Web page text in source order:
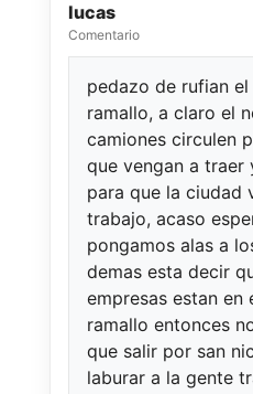
lucas
Comentario
pedazo de rufian
ramallo, a claro el
camiones circulen
que vengan a traer
para que la ciudad
trabajo, acaso
pongamos alas a
demas esta decir
empresas estan
ramallo entonces
que salir por san
laburar a la gente